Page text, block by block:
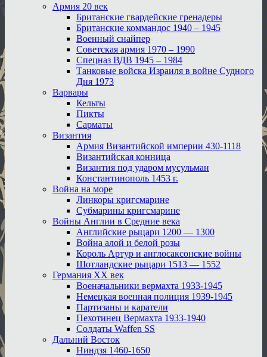
Армия 20 век
Британские гвардейские гренадеры
Британские коммандос 1940 – 1945
Военный снайпер
Советская армия 1970 – 1990
Спецназ ВДВ 1945 – 1984
Танковые войска Израиля в войне Судного
Дня 1973
Варвары
Кельты
Пикты
Сарматы
Византия
Армия Византийской империи 430-1118
Византийская конница
Византия под ударом мусульман
Константинополь 1453 г.
Война на море
Линкоры кригсмарине
Субмарины кригсмарине
Войны Англии в Средние века
Английские рыцари 1200 — 1300
Война алой и белой розы
Король Артур и англосаксонские войны
Шотландские рыцари 1513 — 1552
Германия XX век
Военачальники вермахта 1933-1945
Немецкая военная полиция 1939-1945
Партизаны и каратели
Пехотинец Вермахта 1933-1940
Солдаты Waffen SS
Дальний Восток
Ниндзя 1460-1650